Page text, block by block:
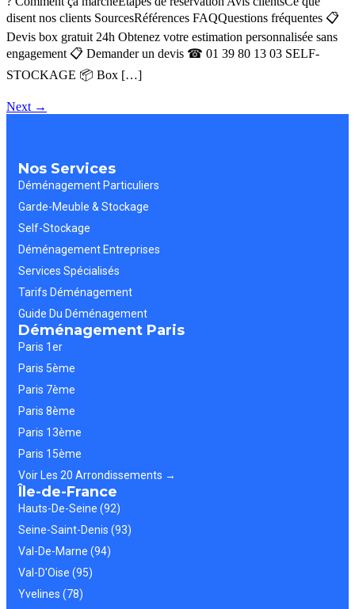
disent nos clients SourcesRéférences FAQQuestions fréquentes 📋
Devis box gratuit 24h Obtenez votre estimation personnalisée sans
engagement 📋 Demander un devis ☎ 01 39 80 13 03 SELF-
STOCKAGE 📦 Box […]
Next →
Nos Services
Déménagement Particuliers
Garde-Meuble & Stockage
Self-Stockage
Déménagement Entreprises
Services Spécialisés
Tarifs Déménagement
Guide Du Déménagement
Déménagement Paris
Paris 1er
Paris 5ème
Paris 7ème
Paris 8ème
Paris 13ème
Paris 15ème
Voir Les 20 Arrondissements →
Île-de-France
Hauts-De-Seine (92)
Seine-Saint-Denis (93)
Val-De-Marne (94)
Val-D'Oise (95)
Yvelines (78)